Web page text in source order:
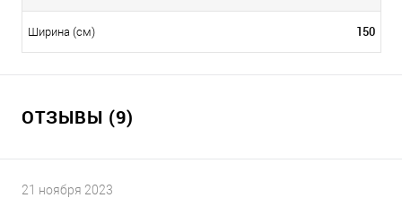
Ширина (см) 150
ОТЗЫВЫ (9)
21 ноября 2023